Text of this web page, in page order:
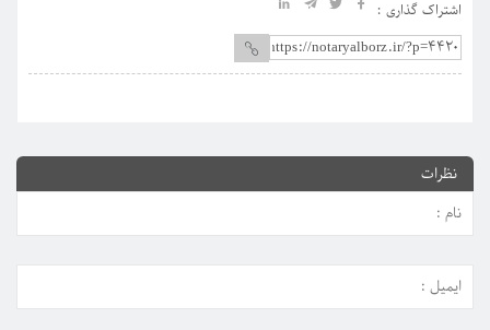
اشتراک گذاری :
نظرات